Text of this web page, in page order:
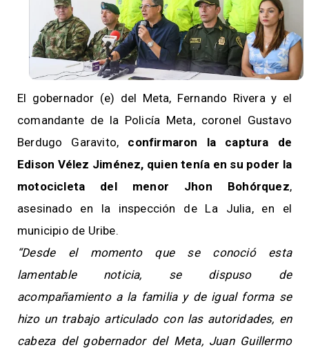
El gobernador (e) del Meta, Fernando Rivera y el
comandante de la Policía Meta, coronel Gustavo
Berdugo Garavito, confirmaron la captura de
Edison Vélez Jiménez, quien tenía en su poder la
motocicleta del menor Jhon Bohórquez,
asesinado en la inspección de La Julia, en el
municipio de Uribe.
“Desde el momento que se conoció esta
lamentable noticia, se dispuso de
acompañamiento a la familia y de igual forma se
hizo un trabajo articulado con las autoridades, en
cabeza del gobernador del Meta, Juan Guillermo